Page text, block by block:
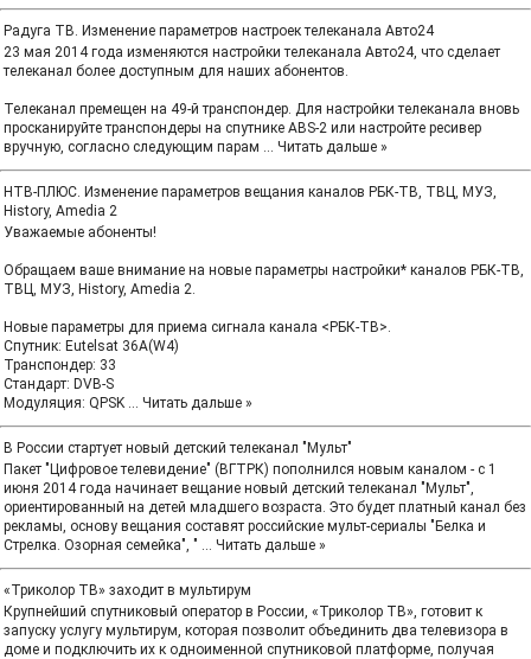
Радуга ТВ. Изменение параметров настроек телеканала Авто24
23 мая 2014 года изменяются настройки телеканала Авто24, что сделает
телеканал более доступным для наших абонентов.
Телеканал премещен на 49-й транспондер. Для настройки телеканала вновь
просканируйте транспондеры на спутнике ABS-2 или настройте ресивер
вручную, согласно следующим парам ... Читать дальше »
НТВ-ПЛЮС. Изменение параметров вещания каналов РБК-ТВ, ТВЦ, МУЗ,
History, Аmedia 2
Уважаемые абоненты!
Обращаем ваше внимание на новые параметры настройки* каналов РБК-ТВ,
ТВЦ, МУЗ, History, Аmedia 2.
Новые параметры для приема сигнала канала <РБК-ТВ>.
Спутник: Eutelsat 36A(W4)
Транспондер: 33
Стандарт: DVB-S
Модуляция: QPSK ... Читать дальше »
В России стартует новый детский телеканал "Мульт"
Пакет "Цифровое телевидение" (ВГТРК) пополнился новым каналом - с 1
июня 2014 года начинает вещание новый детский телеканал "Мульт",
ориентированный на детей младшего возраста. Это будет платный канал без
рекламы, основу вещания составят российские мульт-сериалы "Белка и
Стрелка. Озорная семейка", " ... Читать дальше »
«Триколор ТВ» заходит в мультирум
Крупнейший спутниковый оператор в России, «Триколор ТВ», готовит к
запуску услугу мультирум, которая позволит объединить два телевизора в
доме и подключить их к одноименной спутниковой платформе, получая